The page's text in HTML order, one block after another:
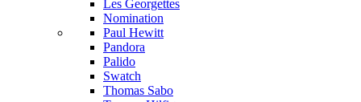
Les Georgettes
Nomination
Paul Hewitt
Pandora
Palido
Swatch
Thomas Sabo